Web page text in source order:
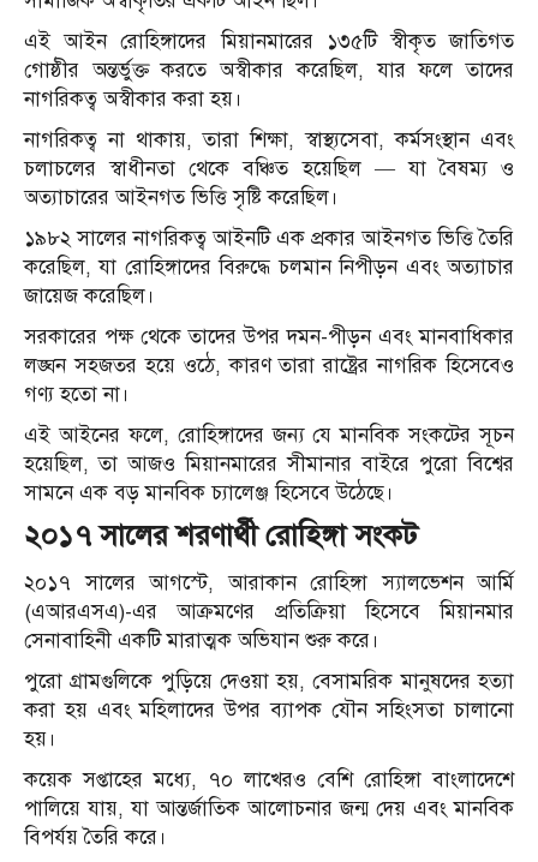
এই আইন রোহিঙ্গাদের মিয়ানমারের ১৩৫টি স্বীকৃত জাতিগত
গোষ্ঠীর অন্তর্ভুক্ত করতে অস্বীকার করেছিল, যার ফলে তাদের
নাগরিকত্ব অস্বীকার করা হয়।
নাগরিকত্ব না থাকায়, তারা শিক্ষা, স্বাস্থ্যসেবা, কর্মসংস্থান এবং
চলাচলের স্বাধীনতা থেকে বঞ্চিত হয়েছিল — যা বৈষম্য ও
অত্যাচারের আইনগত ভিত্তি সৃষ্টি করেছিল।
১৯৮২ সালের নাগরিকত্ব আইনটি এক প্রকার আইনগত ভিত্তি তৈরি
করেছিল, যা রোহিঙ্গাদের বিরুদ্ধে চলমান নিপীড়ন এবং অত্যাচার
জায়েজ করেছিল।
সরকারের পক্ষ থেকে তাদের উপর দমন-পীড়ন এবং মানবাধিকার
লঙ্ঘন সহজতর হয়ে ওঠে, কারণ তারা রাষ্ট্রের নাগরিক হিসেবেও
গণ্য হতো না।
এই আইনের ফলে, রোহিঙ্গাদের জন্য যে মানবিক সংকটের সূচন
হয়েছিল, তা আজও মিয়ানমারের সীমানার বাইরে পুরো বিশ্বের
সামনে এক বড় মানবিক চ্যালেঞ্জ হিসেবে উঠেছে।
২০১৭ সালের শরণার্থী রোহিঙ্গা সংকট
২০১৭ সালের আগস্টে, আরাকান রোহিঙ্গা স্যালভেশন আর্মি
(এআরএসএ)-এর আক্রমণের প্রতিক্রিয়া হিসেবে মিয়ানমার
সেনাবাহিনী একটি মারাত্মক অভিযান শুরু করে।
পুরো গ্রামগুলিকে পুড়িয়ে দেওয়া হয়, বেসামরিক মানুষদের হত্যা
করা হয় এবং মহিলাদের উপর ব্যাপক যৌন সহিংসতা চালানো
হয়।
কয়েক সপ্তাহের মধ্যে, ৭০ লাখেরও বেশি রোহিঙ্গা বাংলাদেশে
পালিয়ে যায়, যা আন্তর্জাতিক আলোচনার জন্ম দেয় এবং মানবিক
বিপর্যয় তৈরি করে।